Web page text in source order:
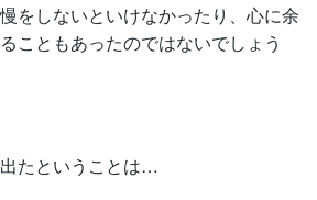
をしないといけなかったり、心に余
こともあったのではないでしょう
たということは…